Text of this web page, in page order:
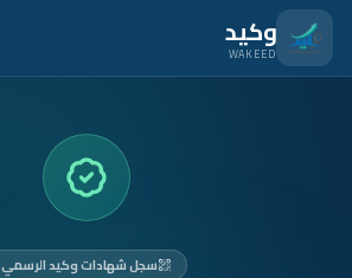
انتقل للمحتوى الرئيسي
وكيد
WAKEED
سجل شهادات وكيد الرسمي